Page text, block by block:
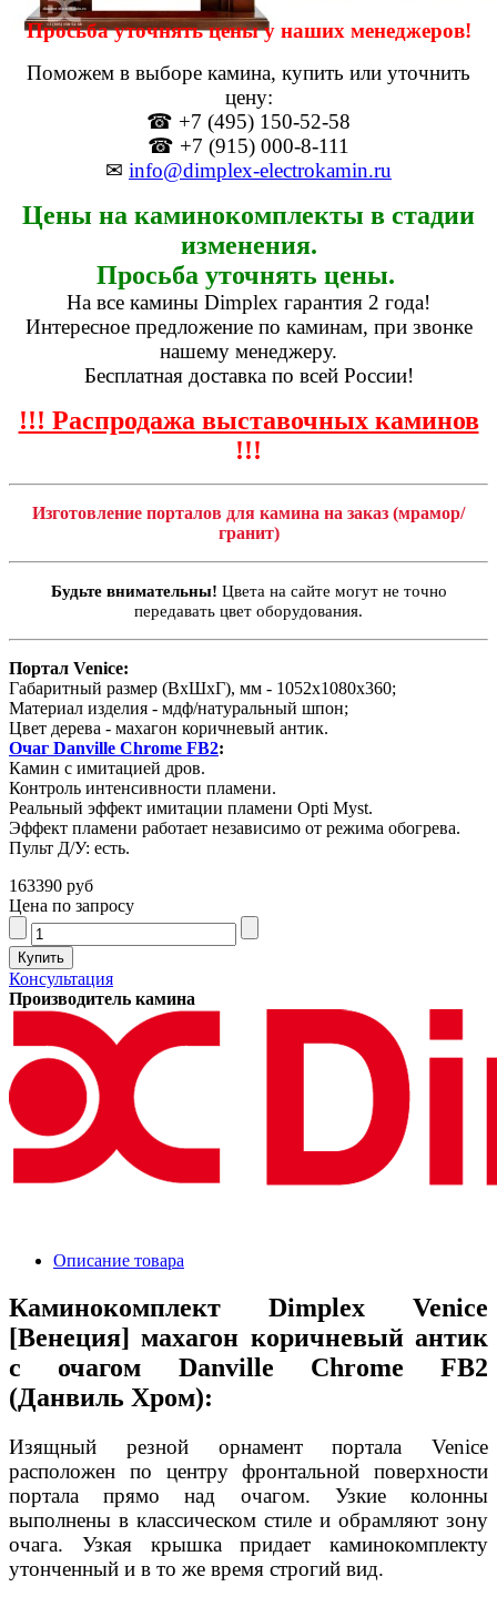
Просьба уточнять цены у наших менеджеров!
Поможем в выборе камина, купить или уточнить
цену:
☎ +7 (495) 150-52-58
☎ +7 (915) 000-8-111
✉ info@dimplex-electrokamin.ru
Цены на каминокомплекты в стадии
изменения.
Просьба уточнять цены.
На все камины Dimplex гарантия 2 года!
Интересное предложение по каминам, при звонке
нашему менеджеру.
Бесплатная доставка по всей России!
!!! Распродажа выставочных каминов
!!!
Изготовление порталов для камина на заказ (мрамор/
гранит)
Будьте внимательны! Цвета на сайте могут не точно
передавать цвет оборудования.
Портал Venice:
Габаритный размер (ВхШхГ), мм - 1052х1080х360;
Материал изделия - мдф/натуральный шпон;
Цвет дерева - махагон коричневый антик.
Очаг Danville Chrome FB2:
Камин с имитацией дров.
Контроль интенсивности пламени.
Реальный эффект имитации пламени Opti Myst.
Эффект пламени работает независимо от режима обогрева.
Пульт Д/У: есть.
163390 руб
Цена по запросу
Консультация
Производитель камина
Описание товара
Каминокомплект Dimplex Venice
[Венеция] махагон коричневый антик
с очагом Danville Chrome FB2
(Данвиль Хром):
Изящный резной орнамент портала Venice
расположен по центру фронтальной поверхности
портала прямо над очагом. Узкие колонны
выполнены в классическом стиле и обрамляют зону
очага. Узкая крышка придает каминокомплекту
утонченный и в то же время строгий вид.